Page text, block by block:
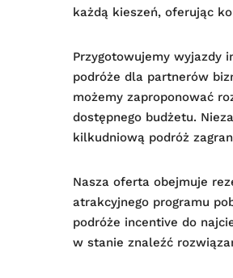
każdą kieszeń, oferując
Przygotowujemy wyjazdy
podróże dla partnerów
możemy zaproponować
dostępnego budżetu.
kilkudniową podróż
Nasza oferta obejmuje
atrakcyjnego programu
podróże incentive do
w stanie znaleźć